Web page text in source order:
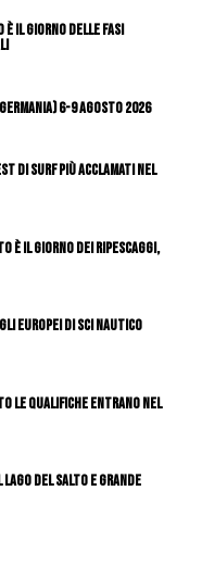
è il giorno delle fasi
6-9 agosto 2026
di surf più acclamati nel
è il giorno dei ripescaggi,
Europei di Sci Nautico
le qualifiche entrano nel
Lago del Salto e grande